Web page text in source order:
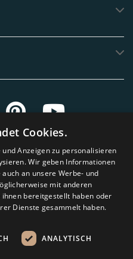
Cookies.
Anzeigen zu personalisieren
Wir geben Informationen
an unsere Werbe- und
mit anderen
bereitgestellt haben oder
Dienste gesammelt haben.
ANALYTISCH